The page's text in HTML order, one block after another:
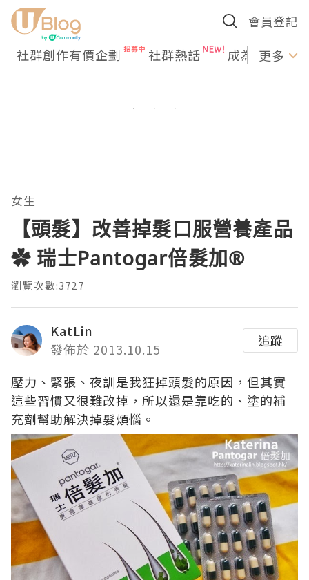
會員登記
社群創作有價企劃 社群熱話 成為U更多
女生
【頭髮】改善掉髮口服營養產品
✿ 瑞士Pantogar倍髮加®
瀏覽次數:3727
KatLin
發佈於 2013.10.15
追蹤
壓力、緊張、夜訓是我狂掉頭髮的原因，但其實
這些習慣又很難改掉，所以還是靠吃的、塗的補
充劑幫助解決掉髮煩惱。